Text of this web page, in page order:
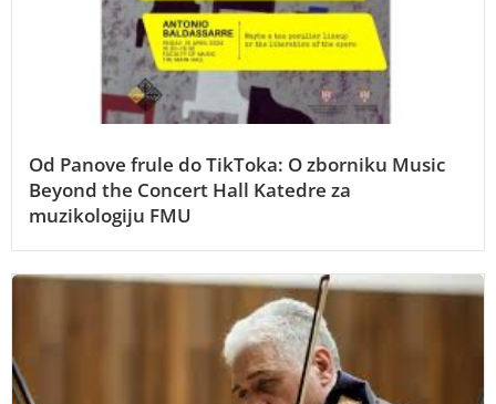
Od Panove frule do TikToka: O zborniku Music
Beyond the Concert Hall Katedre za
muzikologiju FMU